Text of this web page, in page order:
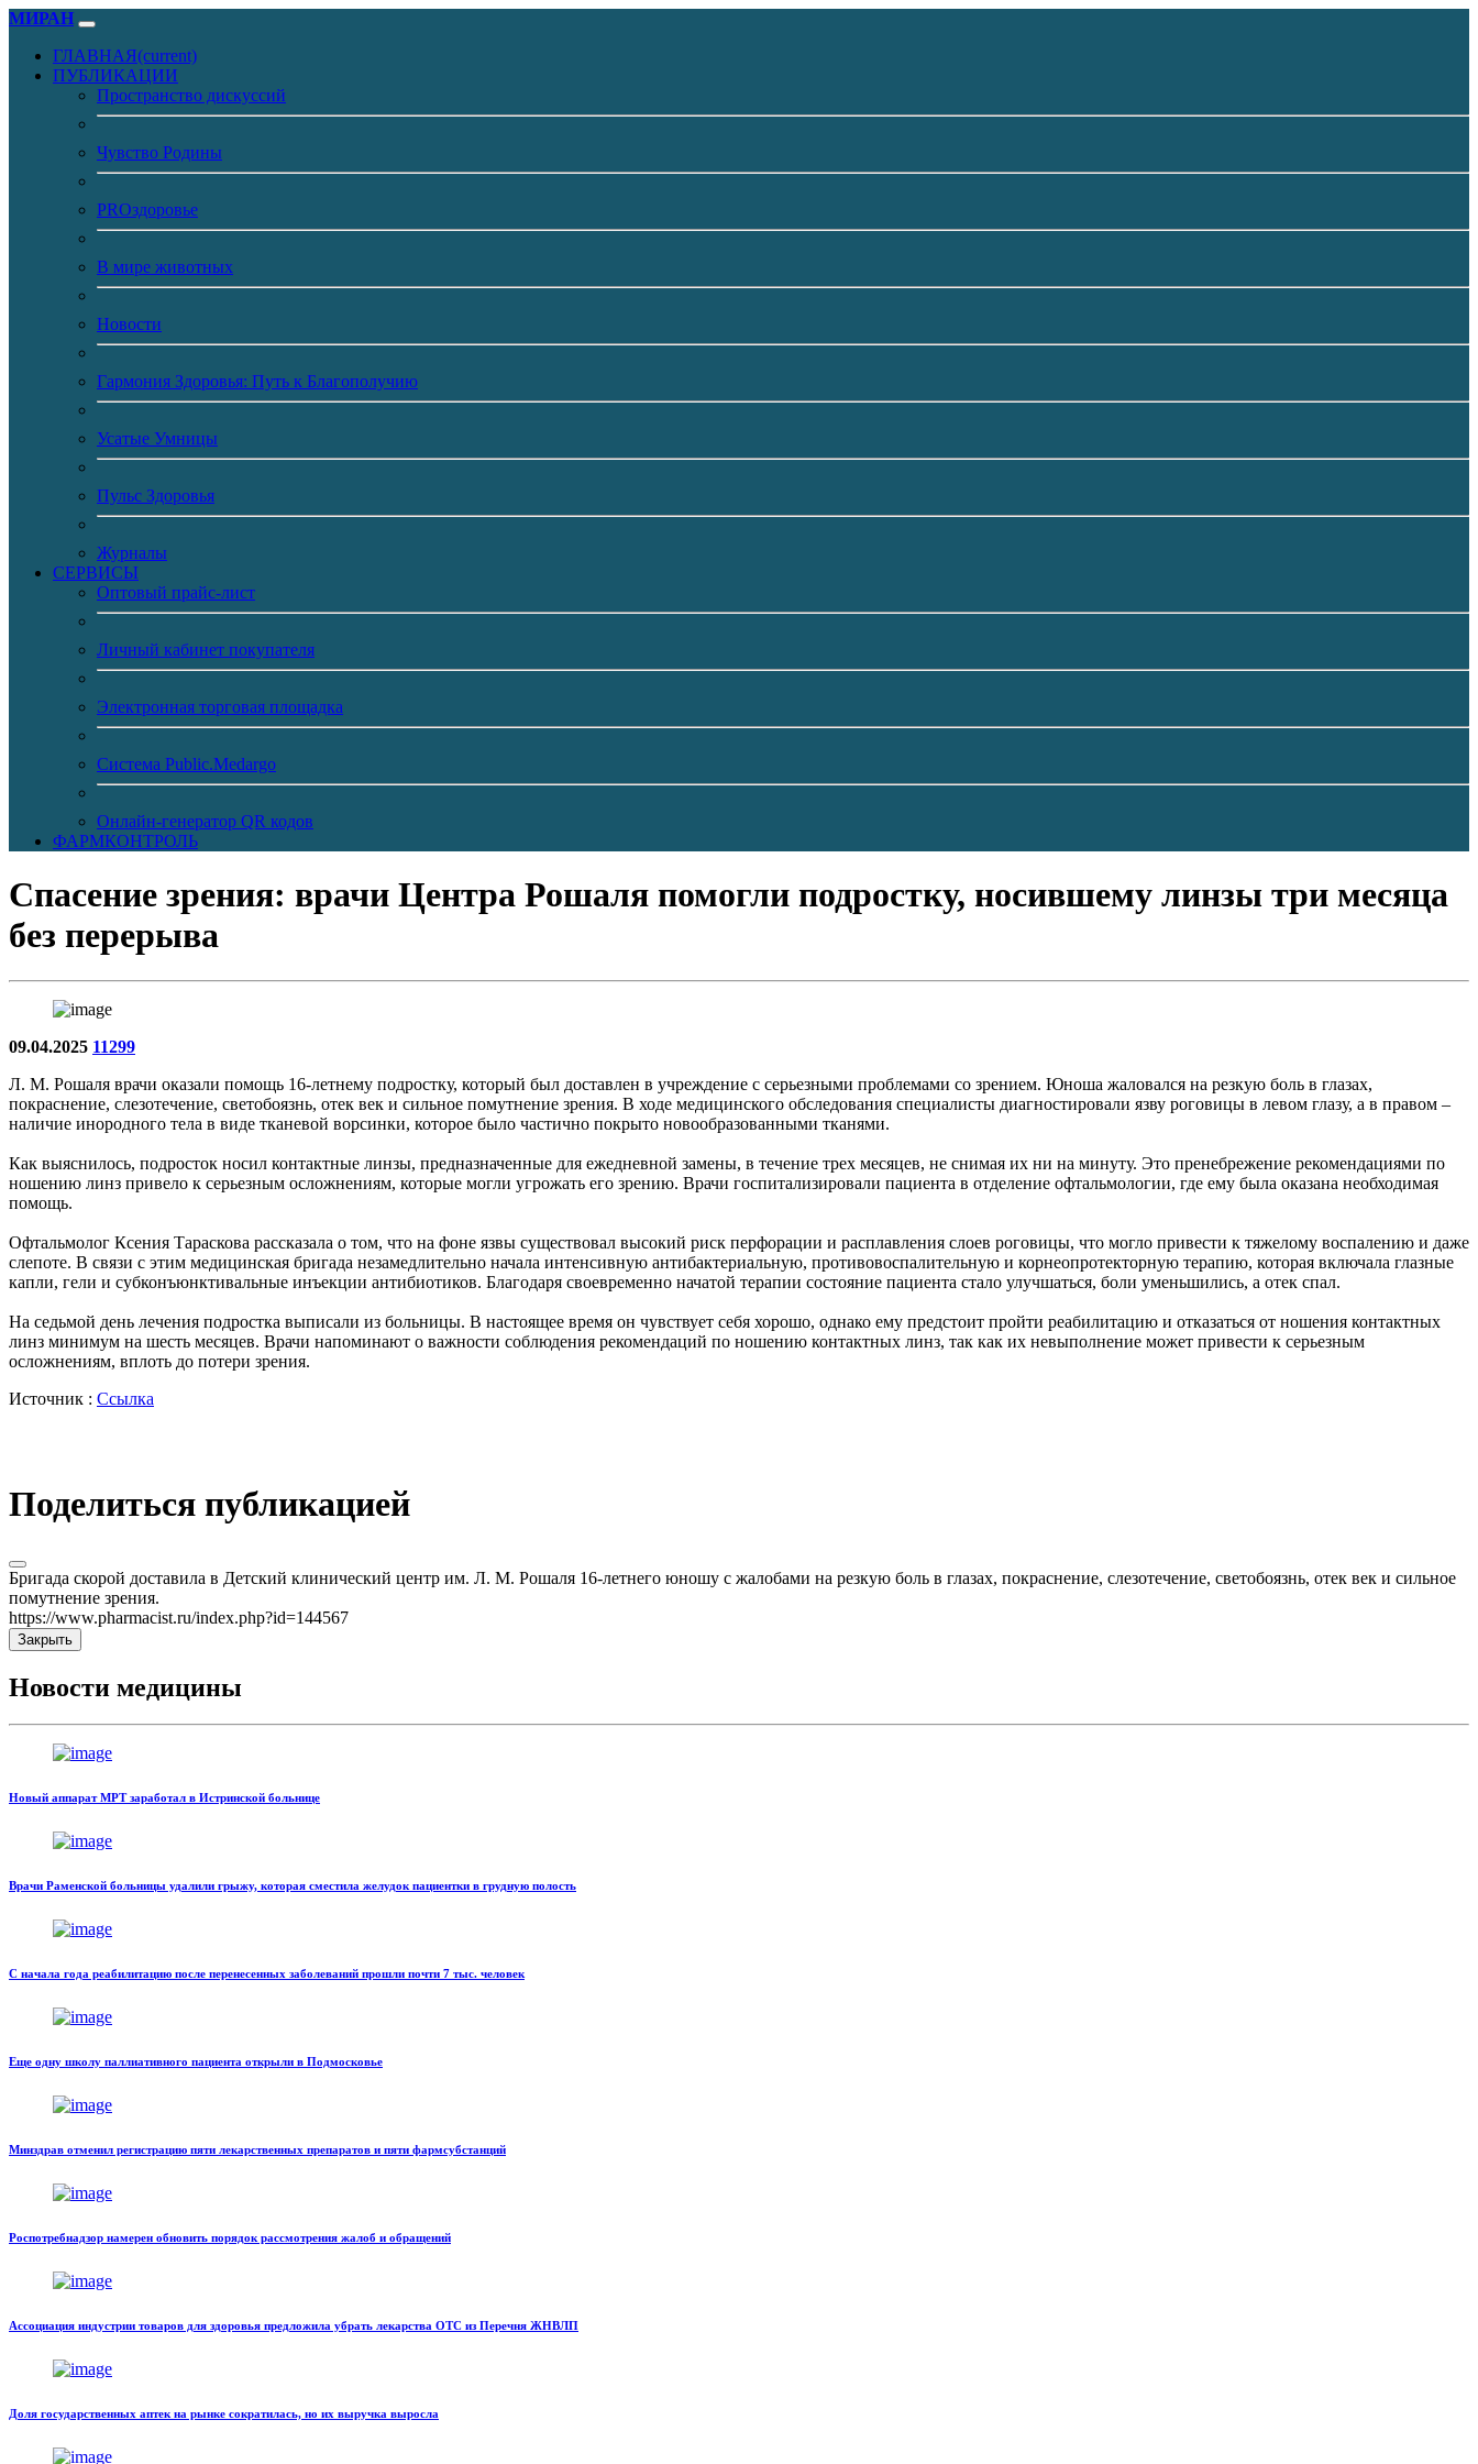
МИРАН
ГЛАВНАЯ(current)
ПУБЛИКАЦИИ
Пространство дискуссий
Чувство Родины
PROздоровье
В мире животных
Новости
Гармония Здоровья: Путь к Благополучию
Усатые Умницы
Пульс Здоровья
Журналы
CЕРВИСЫ
Оптовый прайс-лист
Личный кабинет покупателя
Электронная торговая площадка
Система Public.Medargo
Онлайн-генератор QR кодов
ФАРМКОНТРОЛЬ
Спасение зрения: врачи Центра Рошаля помогли подростку, носившему линзы три месяца
без перерыва
09.04.2025 11299
Л. М. Рошаля врачи оказали помощь 16-летнему подростку, который был доставлен в учреждение с серьезными проблемами со зрением. Юноша жаловался на резкую боль в глазах,
покраснение, слезотечение, светобоязнь, отек век и сильное помутнение зрения. В ходе медицинского обследования специалисты диагностировали язву роговицы в левом глазу, а в правом –
наличие инородного тела в виде тканевой ворсинки, которое было частично покрыто новообразованными тканями.
Как выяснилось, подросток носил контактные линзы, предназначенные для ежедневной замены, в течение трех месяцев, не снимая их ни на минуту. Это пренебрежение рекомендациями по
ношению линз привело к серьезным осложнениям, которые могли угрожать его зрению. Врачи госпитализировали пациента в отделение офтальмологии, где ему была оказана необходимая
помощь.
Офтальмолог Ксения Тараскова рассказала о том, что на фоне язвы существовал высокий риск перфорации и расплавления слоев роговицы, что могло привести к тяжелому воспалению и даже
слепоте. В связи с этим медицинская бригада незамедлительно начала интенсивную антибактериальную, противовоспалительную и корнеопротекторную терапию, которая включала глазные
капли, гели и субконъюнктивальные инъекции антибиотиков. Благодаря своевременно начатой терапии состояние пациента стало улучшаться, боли уменьшились, а отек спал.
На седьмой день лечения подростка выписали из больницы. В настоящее время он чувствует себя хорошо, однако ему предстоит пройти реабилитацию и отказаться от ношения контактных
линз минимум на шесть месяцев. Врачи напоминают о важности соблюдения рекомендаций по ношению контактных линз, так как их невыполнение может привести к серьезным
осложнениям, вплоть до потери зрения.
Источник : Ссылка
Поделиться публикацией
Бригада скорой доставила в Детский клинический центр им. Л. М. Рошаля 16-летнего юношу с жалобами на резкую боль в глазах, покраснение, слезотечение, светобоязнь, отек век и сильное
помутнение зрения.
https://www.pharmacist.ru/index.php?id=144567
Закрыть
Новости медицины
Новый аппарат МРТ заработал в Истринской больнице
Врачи Раменской больницы удалили грыжу, которая сместила желудок пациентки в грудную полость
С начала года реабилитацию после перенесенных заболеваний прошли почти 7 тыс. человек
Еще одну школу паллиативного пациента открыли в Подмосковье
Минздрав отменил регистрацию пяти лекарственных препаратов и пяти фармсубстанций
Роспотребнадзор намерен обновить порядок рассмотрения жалоб и обращений
Ассоциация индустрии товаров для здоровья предложила убрать лекарства ОТС из Перечня ЖНВЛП
Доля государственных аптек на рынке сократилась, но их выручка выросла